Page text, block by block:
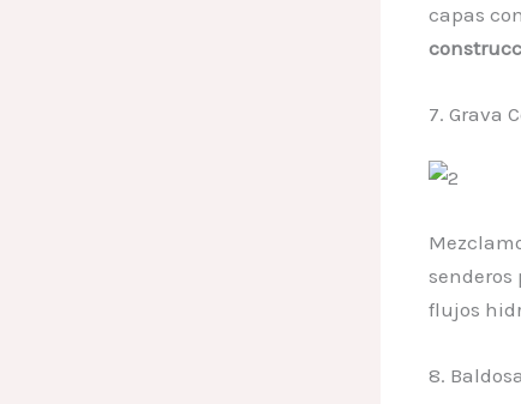
capas
7. Grava
flujos
8.